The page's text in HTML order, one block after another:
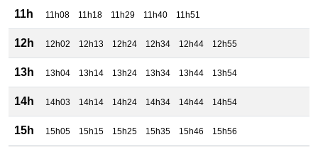
11h 11h08 11h18 11h29 11h40 11h51
12h 12h02 12h13 12h24 12h34 12h44 12h55
13h 13h04 13h14 13h24 13h34 13h44 13h54
14h 14h03 14h14 14h24 14h34 14h44 14h54
15h 15h05 15h15 15h25 15h35 15h46 15h56